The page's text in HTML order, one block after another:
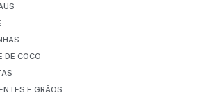
DE COCO
E GRÃOS